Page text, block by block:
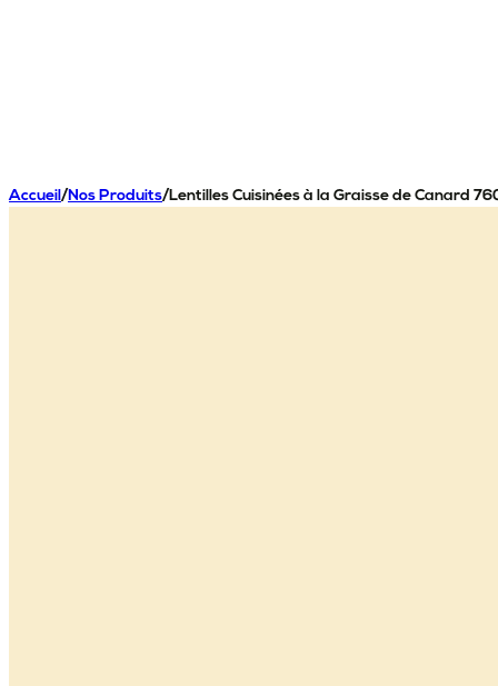
Accueil/Nos Produits/Lentilles Cuisinées à la Graisse de Canard